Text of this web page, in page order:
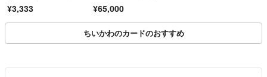
¥3,333 ウ ポケモンカード
¥65,000
ちいかわのカードのおすすめ